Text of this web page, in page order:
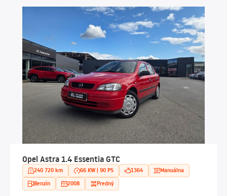
Opel Astra 1.4 Essentia GTC
240 720 km 66 KW | 90 PS 1364
Manuálna
Benzín
2008 Predný